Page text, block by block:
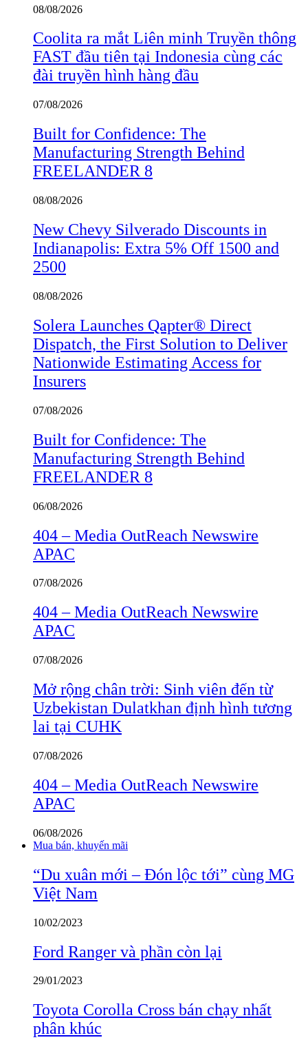
08/08/2026
Coolita ra mắt Liên minh Truyền thông
FAST đầu tiên tại Indonesia cùng các
đài truyền hình hàng đầu
07/08/2026
Built for Confidence: The
Manufacturing Strength Behind
FREELANDER 8
08/08/2026
New Chevy Silverado Discounts in
Indianapolis: Extra 5% Off 1500 and
2500
08/08/2026
Solera Launches Qapter® Direct
Dispatch, the First Solution to Deliver
Nationwide Estimating Access for
Insurers
07/08/2026
Built for Confidence: The
Manufacturing Strength Behind
FREELANDER 8
06/08/2026
404 – Media OutReach Newswire
APAC
07/08/2026
404 – Media OutReach Newswire
APAC
07/08/2026
Mở rộng chân trời: Sinh viên đến từ
Uzbekistan Dulatkhan định hình tương
lai tại CUHK
07/08/2026
404 – Media OutReach Newswire
APAC
06/08/2026
Mua bán, khuyến mãi
“Du xuân mới – Đón lộc tới” cùng MG
Việt Nam
10/02/2023
Ford Ranger và phần còn lại
29/01/2023
Toyota Corolla Cross bán chạy nhất
phân khúc